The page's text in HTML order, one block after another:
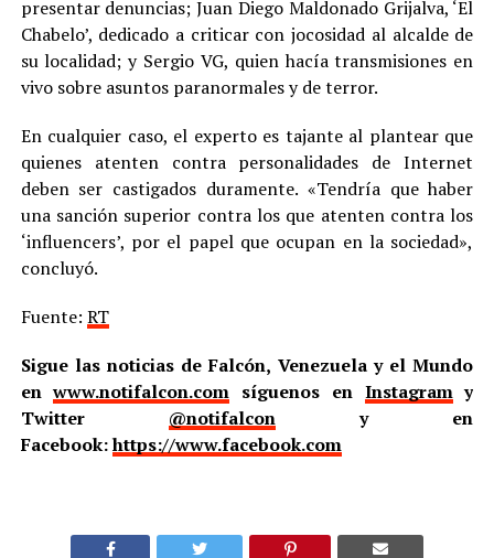
presentar denuncias; Juan Diego Maldonado Grijalva, ‘El
Chabelo’, dedicado a criticar con jocosidad al alcalde de
su localidad; y Sergio VG, quien hacía transmisiones en
vivo sobre asuntos paranormales y de terror.
En cualquier caso, el experto es tajante al plantear que
quienes atenten contra personalidades de Internet
deben ser castigados duramente. «Tendría que haber
una sanción superior contra los que atenten contra los
‘influencers’, por el papel que ocupan en la sociedad»,
concluyó.
Fuente: RT
Sigue las noticias de Falcón, Venezuela y el Mundo
enwww.notifalcon.com síguenos en Instagramy
Twitter @notifalcony en
Facebook:https://www.facebook.com